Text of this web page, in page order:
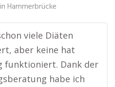
Hammerbrücke
viele Diäten
aber keine hat
funktioniert. Dank der
habe ich